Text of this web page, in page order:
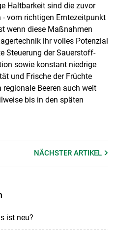
Haltbarkeit sind die zuvor
vom richtigen Erntezeitpunkt
wenn diese Maßnahmen
ihr volles Potenzial
Steuerung der Sauerstoff-
sowie konstant niedrige
und Frische der Früchte
Beeren auch weit
bis in den späten
NÄCHSTERARTIKEL
ist neu?